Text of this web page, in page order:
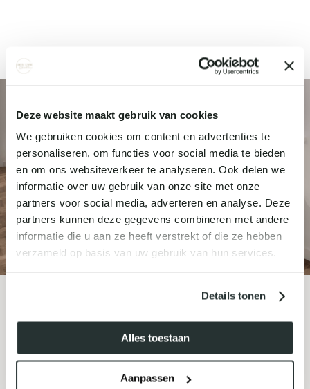
Deze website maakt gebruik van cookies
We gebruiken cookies om content en advertenties te
personaliseren, om functies voor social media te bieden
en om ons websiteverkeer te analyseren. Ook delen we
informatie over uw gebruik van onze site met onze
partners voor social media, adverteren en analyse. Deze
partners kunnen deze gegevens combineren met andere
informatie die u aan ze heeft verstrekt of die ze hebben
verzameld op basis van uw gebruik van hun services.
Details tonen
Alles toestaan
Aanpassen
NIEUWSBRIEF